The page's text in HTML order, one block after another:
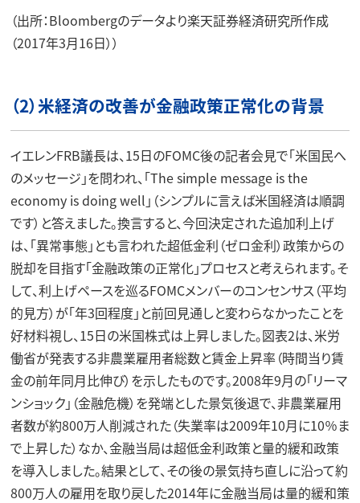
（出所：Bloombergのデータより楽天証券経済研究所作成
（2017年3月16日））
（2）米経済の改善が金融政策正常化の背景
イエレンFRB議長は、15日のFOMC後の記者会見で「米国民へ
のメッセージ」を問われ、「The simple message is the
economy is doing well」（シンプルに言えば米国経済は順調
です）と答えました。換言すると、今回決定された追加利上げ
は、「異常事態」とも言われた超低金利（ゼロ金利）政策からの
脱却を目指す「金融政策の正常化」プロセスと考えられます。そ
して、利上げペースを巡るFOMCメンバーのコンセンサス（平均
的見方）が「年3回程度」と前回見通しと変わらなかったことを
好材料視し、15日の米国株式は上昇しました。図表2は、米労
働省が発表する非農業雇用者総数と賃金上昇率（時間当り賃
金の前年同月比伸び）を示したものです。2008年9月の「リーマ
ンショック」（金融危機）を発端とした景気後退で、非農業雇用
者数が約800万人削減された（失業率は2009年10月に10％ま
で上昇した）なか、金融当局は超低金利政策と量的緩和政策
を導入しました。結果として、その後の景気持ち直しに沿って約
800万人の雇用を取り戻した2014年に金融当局は量的緩和策